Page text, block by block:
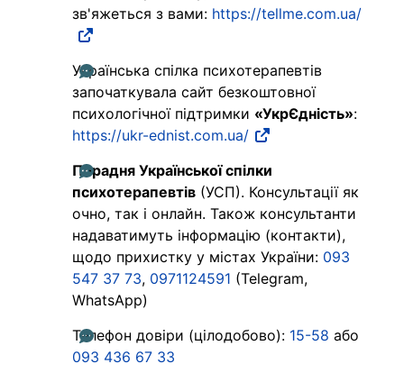
зв'яжеться з вами: https://tellme.com.ua/
Українська спілка психотерапевтів
започаткувала сайт безкоштовної
психологічної підтримки «УкрЄдність»:
https://ukr-ednist.com.ua/
Порадня Української спілки
психотерапевтів (УСП). Консультації як
очно, так і онлайн. Також консультанти
надаватимуть інформацію (контакти),
щодо прихистку у містах України: 093
547 37 73, 0971124591 (Telegram,
WhatsApp)
Телефон довіри (цілодобово): 15-58 або
093 436 67 33